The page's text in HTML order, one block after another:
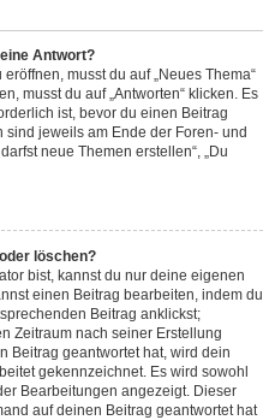
Antwort?
musst du auf „Neues Thema“
musst du auf „Antworten“ klicken. Es
ist, bevor du einen Beitrag
jeweils am Ende der Foren- und
neue Themen erstellen“, „Du
löschen?
bist, kannst du nur deine eigenen
einen Beitrag bearbeiten, indem du
Beitrag anklickst;
Zeitraum nach seiner Erstellung
Beitrag geantwortet hat, wird dein
gekennzeichnet. Es wird sowohl
Bearbeitungen angezeigt. Dieser
auf deinen Beitrag geantwortet hat